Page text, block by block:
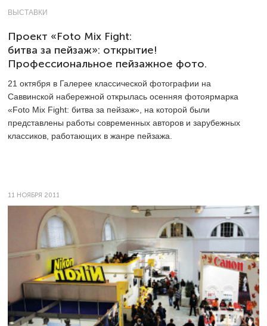
ВЫСТАВКИ
Проект «Foto Mix Fight:
битва за пейзаж»: открытие!
Профессиональное пейзажное фото.
21 октября в Галерее классической фотографии на
Саввинской набережной открылась осенняя фотоярмарка
«Foto Mix Fight: битва за пейзаж», на которой были
представлены работы современных авторов и зарубежных
классиков, работающих в жанре пейзажа.
11 НОЯБРЯ 2011